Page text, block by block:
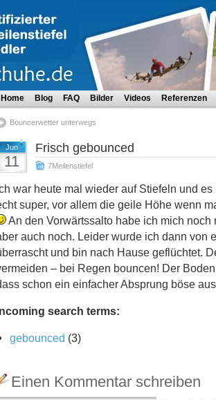
Home Blog FAQ Bilder Videos Referenzen
Bouncerwetter unterwegs
Jun
11
Frisch gebounced
7Meilenstiefel
war heute mal wieder auf Stiefeln und
super, vor allem die geile Höhe wenn
An den Vorwärtssalto habe ich mich noch
auch noch. Leider wurde ich dann von
und bin nach Hause geflüchtet.
– bei Regen bouncen! Der
schon ein einfacher Absprung böse
search terms:
gebounced (3)
Einen Kommentar schreiben